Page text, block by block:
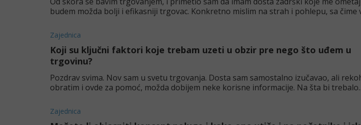
budem možda bolji i efikasniji trgovac. Konkretno mislim na strah i pohlepu, sa čime
Zajednica
Koji su ključni faktori koje trebam uzeti u obzir pre nego što uđem u
trgovinu?
Pozdrav svima. Nov sam u svetu trgovanja. Dosta sam samostalno izučavao, ali
obratim i ovde za pomoć, možda dobijem neke korisne informacije. Na šta bi trebalo
Zajednica